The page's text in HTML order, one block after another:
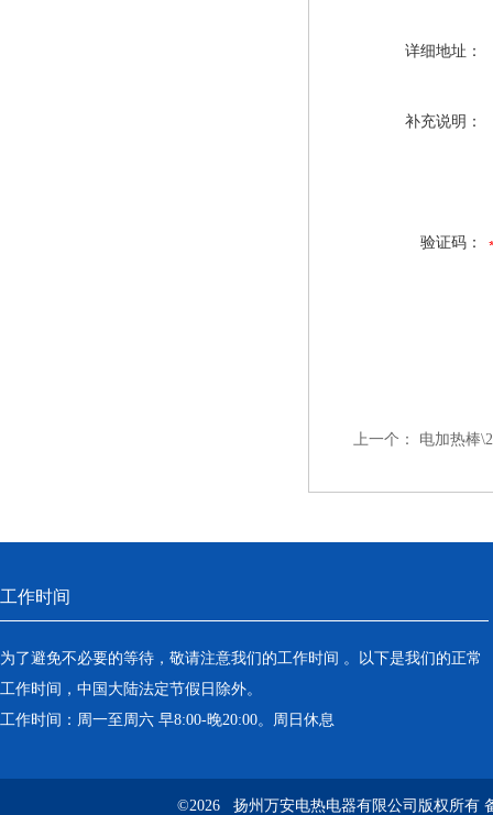
详细地址：
补充说明：
验证码：
上一个： 电加热棒
工作时间
为了避免不必要的等待，敬请注意我们的工作时间 。以下是我们的正常
工作时间，中国大陆法定节假日除外。
工作时间：周一至周六 早8:00-晚20:00。周日休息
©2026 扬州万安电热电器有限公司版权所有